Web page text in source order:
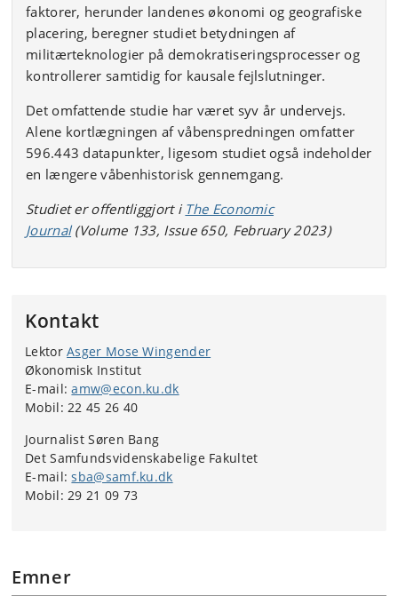
faktorer, herunder landenes økonomi og geografiske
placering, beregner studiet betydningen af
militærteknologier på demokratiseringsprocesser og
kontrollerer samtidig for kausale fejlslutninger.
Det omfattende studie har været syv år undervejs.
Alene kortlægningen af våbenspredningen omfatter
596.443 datapunkter, ligesom studiet også indeholder
en længere våbenhistorisk gennemgang.
Studiet er offentliggjort i The Economic
Journal(Volume 133, Issue 650, February 2023)
Kontakt
LektorAsger Mose Wingender
Økonomisk Institut
E-mail:amw@econ.ku.dk
Mobil: 22 45 26 40
Journalist Søren Bang
Det Samfundsvidenskabelige Fakultet
E-mail:sba@samf.ku.dk
Mobil: 29 21 09 73
Emner